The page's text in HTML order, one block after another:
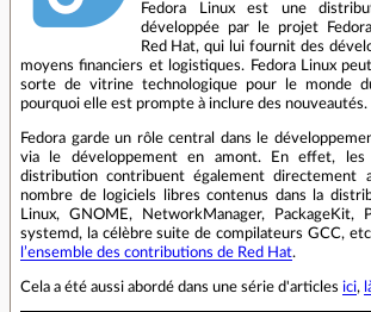
Fedora Linux est une
développée par le projet
Red Hat, qui lui fournit des
moyens financiers et logistiques. Fedora Linux
sorte de vitrine technologique pour le monde
pourquoi elle est prompte à inclure des nouveautés.
Fedora garde un rôle central dans le
via le développement en amont. En effet, les
distribution contribuent également directement
nombre de logiciels libres contenus dans la
Linux, GNOME, NetworkManager, PackageKit,
systemd, la célèbre suite de compilateurs GCC,
l’ensemble des contributions de Red Hat.
Cela a été aussi abordé dans une série d'articles ici,